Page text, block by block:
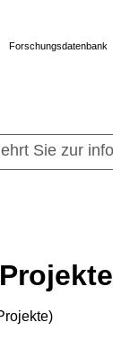
Forschungsdatenbank